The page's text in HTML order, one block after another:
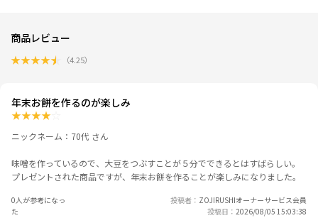
商品レビュー
★★★★★ （4.25）
年末お餅を作るのが楽しみ
★★★★
ニックネーム：70代 さん
味噌を作っているので、大豆をつぶすことが５分でできるとはすばらしい。
プレゼントされた商品ですが、年末お餅を作ることが楽しみになりました。
0人が参考になっ
た
投稿者
ZOJIRUSHIオーナーサービス会員
投稿日
2026/08/05 15:03:38